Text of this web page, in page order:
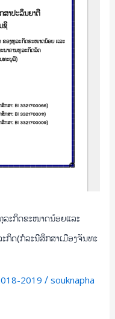
ະກິດຂະໜາດນ້ອຍແລະ
ກິດ(ກໍລະນີສຶກສາເມືອງຈັນທະ
2019 / souknapha